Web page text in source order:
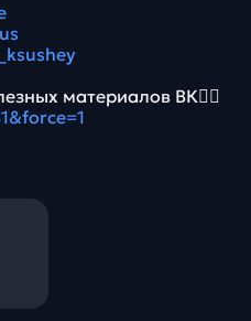
материалов ВК👉🏻